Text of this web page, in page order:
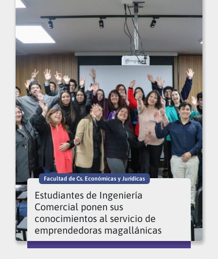
Facultad de Cs. Económicas y Jurídicas
Estudiantes de Ingeniería
Comercial ponen sus
conocimientos al servicio de
emprendedoras magallánicas